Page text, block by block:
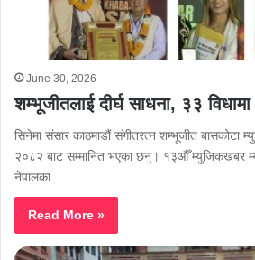
June 30, 2026
शम्भूजीतलाई दीर्घ साधना, ३३
सिनेमा संसार काठमाडौं संगीतरत्न शम्भूजीत बासकोटा
२०८२ बाट सम्मानित भएका छन्। १३औँ म्युजिकखबर
नेपालका…
Read More »